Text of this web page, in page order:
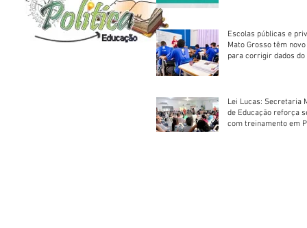
Escolas públicas e
Mato Grosso têm
para corrigir dados do
Lei Lucas: Secretaria
de Educação reforça
com treinamento em